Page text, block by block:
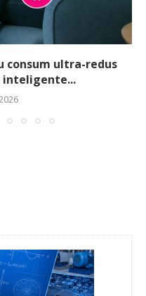
consum ultra-redus